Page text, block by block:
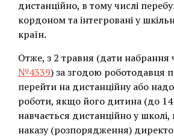
дистанційно, в тому числі
кордоном та інтегровані у
країн.
Отже, з 2 травня (дати набрання
№4339) за згодою роботодавця
перейти на дистанційну або
роботи, якщо його дитина (до 14
навчається дистанційно у школі,
наказу (розпорядження)